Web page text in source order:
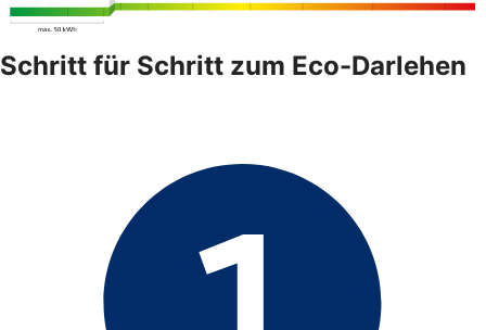
Schritt für Schritt zum Eco-Darlehen